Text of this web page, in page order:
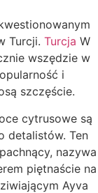
Turcji. Turcja W
wszędzie w
i
szczęście.
cytrusowe są
detalistów. Ten
nazywa
piętnaście na
Ayva